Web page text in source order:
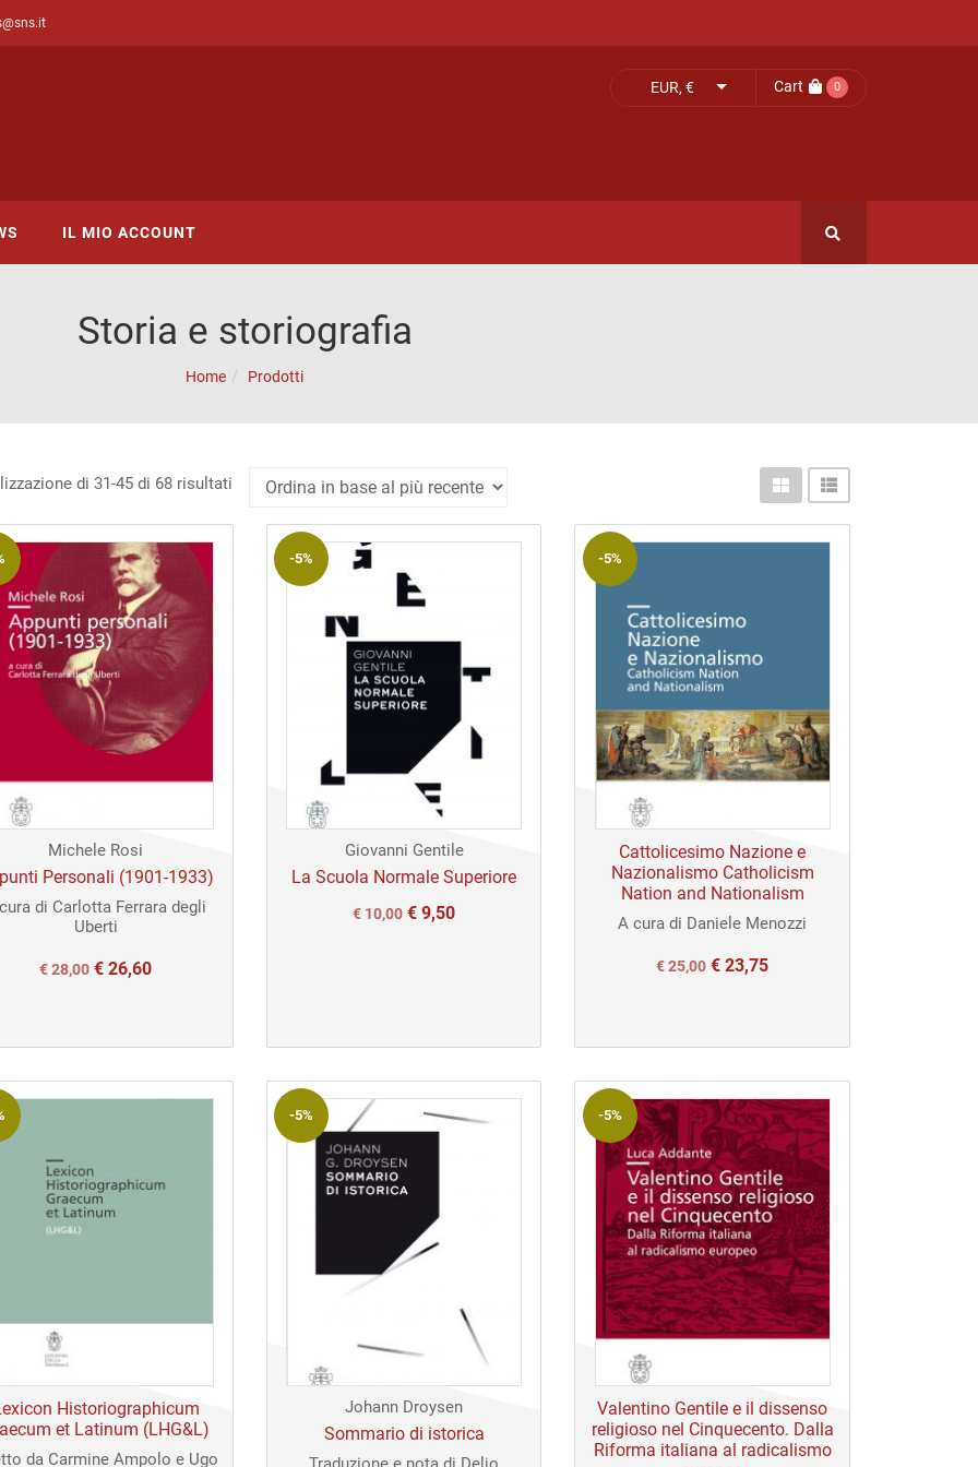
EUR, € Cart 0
IL MIO ACCOUNT
Storia e storiografia
Home Prodotti
di 31-45 di 68 risultatiOrdina
Michele Rosi
Personali (1901-1933)
di Carlotta Ferrara degli
Uberti
Il
€ 28,00.
€28,00Il
€ 28,00.
€ 26,60
-5%
Giovanni Gentile
La Scuola Normale Superiore
Il
€ 10,00.
€ 10,00Il
€ 10,00.
€ 9,50
-5%
Cattolicesimo Nazione e
Nazionalismo Catholicism
Nation and Nationalism
A cura di Daniele Menozzi
Il
€ 25,00.
€25,00Il
€ 25,00.
€ 23,75
Historiographicum
et Latinum (LHG&L)
da Carmine Ampolo e Ugo
-5%
Johann Droysen
Sommario di istorica
-5%
Valentino Gentile e il dissenso
religioso nel Cinquecento. Dalla
Riforma italiana al radicalismo